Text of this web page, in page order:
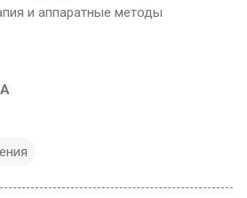
и аппаратные методы